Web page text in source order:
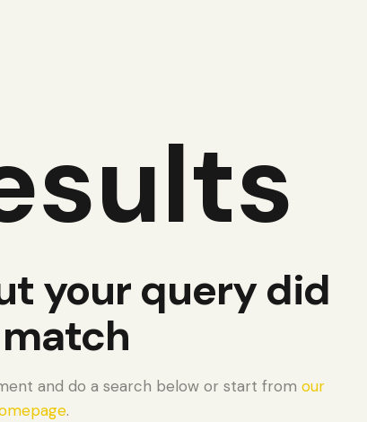
your query did
and do a search below or start from our
.